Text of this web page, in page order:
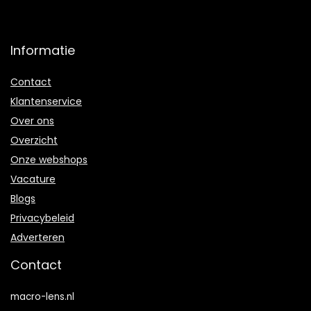
Informatie
Contact
Klantenservice
Over ons
Overzicht
Onze webshops
Vacature
Blogs
Privacybeleid
Adverteren
Contact
macro-lens.nl